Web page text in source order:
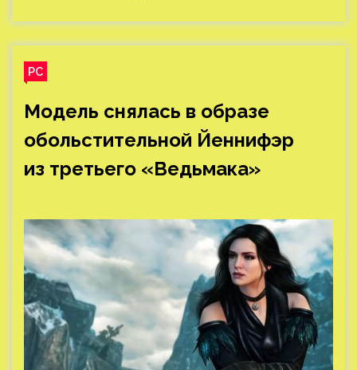
PC
Модель снялась в образе
обольстительной Йеннифэр
из третьего «Ведьмака»